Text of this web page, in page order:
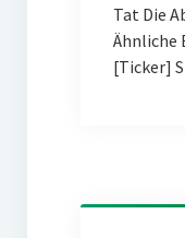
Tat Die
Ähnliche
[Ticker]